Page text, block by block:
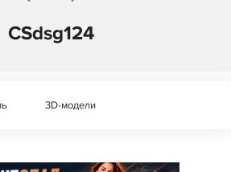
CSdsg124
3D-модели